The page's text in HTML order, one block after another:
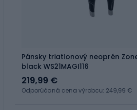
Pánsky triatlonový neoprén
black WS21MAGI116
219,99 €
Odporúčaná cena výrobcu: 249,99 €